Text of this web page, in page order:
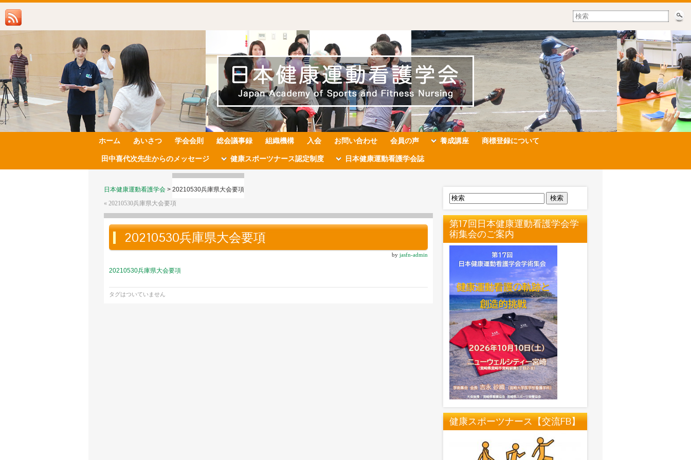
ホーム あいさつ 学会会則 総会議事録 組織機構 入会 お問い合わせ 会員の声 養成講座 商標登録について
田中喜代次先生からのメッセージ 健康スポーツナース認定制度 日本健康運動看護学会誌
日本健康運動看護学会 > 20210530兵庫県大会要項
« 20210530兵庫県大会要項
20210530兵庫県大会要項
by jasfn-admin
20210530兵庫県大会要項
タグはついていません
検索
第17回日本健康運動看護学会学
術集会のご案内
健康スポーツナース【交流FB】